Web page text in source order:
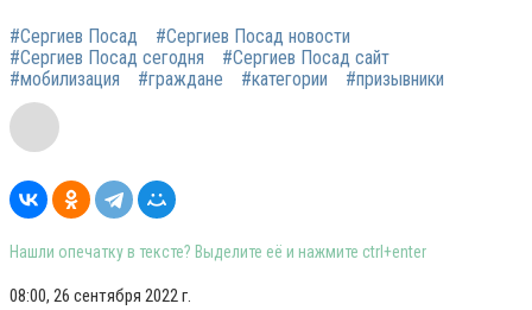
#Сергиев Посад
#Сергиев Посад новости
#Сергиев Посад сегодня
#Сергиев Посад сайт
#мобилизация
#граждане #категории #призывники
Нашли опечатку в тексте? Выделите её и нажмите ctrl+enter
08:00, 26 сентября 2022 г.